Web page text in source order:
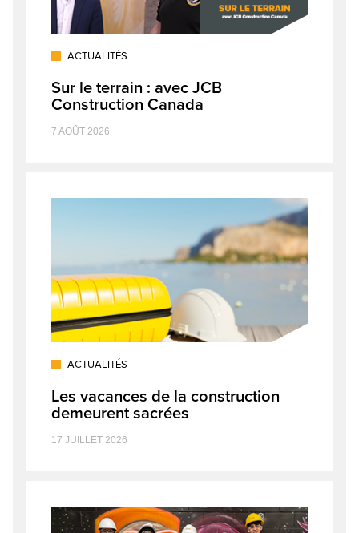
ACTUALITÉS
Sur le terrain : avec JCB
Construction Canada
7 AOÛT 2026
ACTUALITÉS
Les vacances de la construction
demeurent sacrées
17 JUILLET 2026